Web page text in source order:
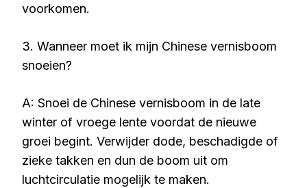
voorkomen.
3. Wanneer moet ik mijn Chinese vernisboom
snoeien?
A: Snoei de Chinese vernisboom in de late
winter of vroege lente voordat de nieuwe
groei begint. Verwijder dode, beschadigde of
zieke takken en dun de boom uit om
luchtcirculatie mogelijk te maken.